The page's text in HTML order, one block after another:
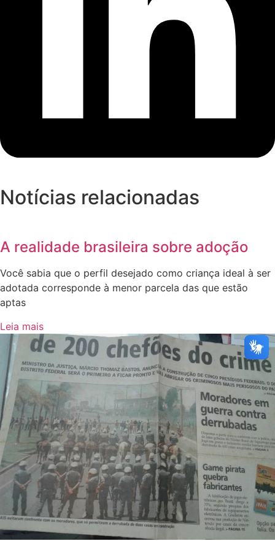
Notícias relacionadas
A realidade brasileira sobre adoção
Você sabia que o perfil desejado como criança ideal à ser
adotada corresponde à menor parcela das que estão
aptas
Leia mais